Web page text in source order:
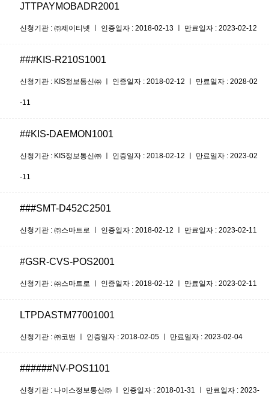
JTTPAYMOBADR2001
신청기관 : ㈜제이티넷 ㅣ 인증일자 : 2018-02-13 ㅣ 만료일자 : 2023-02-12
###KIS-R210S1001
신청기관 : KIS정보통신㈜ ㅣ 인증일자 : 2018-02-12 ㅣ 만료일자 : 2028-02
-11
##KIS-DAEMON1001
신청기관 : KIS정보통신㈜ ㅣ 인증일자 : 2018-02-12 ㅣ 만료일자 : 2023-02
-11
###SMT-D452C2501
신청기관 : ㈜스마트로 ㅣ 인증일자 : 2018-02-12 ㅣ 만료일자 : 2023-02-11
#GSR-CVS-POS2001
신청기관 : ㈜스마트로 ㅣ 인증일자 : 2018-02-12 ㅣ 만료일자 : 2023-02-11
LTPDASTM77001001
신청기관 : ㈜코밴 ㅣ 인증일자 : 2018-02-05 ㅣ 만료일자 : 2023-02-04
######NV-POS1101
신청기관 : 나이스정보통신㈜ ㅣ 인증일자 : 2018-01-31 ㅣ 만료일자 : 2023-